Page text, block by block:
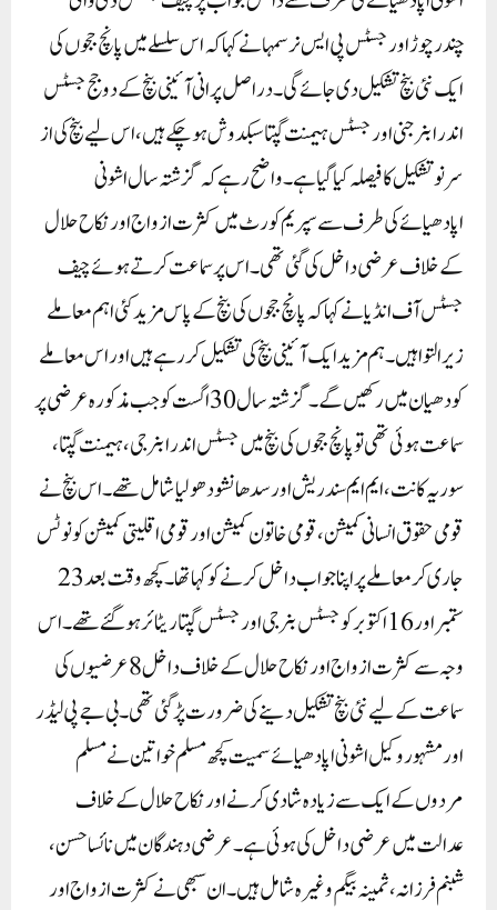
چندرچوڑ اور جسٹس پی ایس نرسمہا نے کہا کہ اس سلسلے میں پانچ ججوں کی
ایک نئی بنچ تشکیل دی جائے گی۔ دراصل پرانی آئینی بنچ کے دو جج جسٹس
اندرا بنرجنی اور جسٹس ہیمنت گپتا سبکدوش ہو چکے ہیں، اس لیے بنچ کی از
سر نو تشکیل کا فیصلہ کیا گیا ہے۔ واضح رہے کہ گزشتہ سال اشونی
اپادھیائے کی طرف سے سپریم کورٹ میں کثرت ازواج اور نکاح حلال
کے خلاف عرضی داخل کی گئی تھی۔ اس پر سماعت کرتے ہوئے چیف
جسٹس آف انڈیا نے کہا کہ پانچ ججوں کی بنچ کے پاس مزید کئی اہم معاملے
زیر التوا ہیں۔ ہم مزید ایک آئینی بنچ کی تشکیل کر رہے ہیں اور اس معاملے
کو دھیان میں رکھیں گے۔گزشتہ سال 30 اگست کو جب مذکورہ عرضی پر
سماعت ہوئی تھی تو پانچ ججوں کی بنچ میں جسٹس اندرا بنرجی، ہیمنت گپتا،
سوریہ کانت، ایم ایم سندریش اور سدھانشو دھولیا شامل تھے۔ اس بنچ نے
قومی حقوق انسانی کمیشن، قومی خاتون کمیشن اور قومی اقلیتی کمیشن کو نوٹس
جاری کر معاملے پر اپنا جواب داخل کرنے کو کہا تھا۔ کچھ وقت بعد 23
ستمبر اور 16 اکتوبر کو جسٹس بنرجی اور جسٹس گپتا ریٹائر ہو گئے تھے۔ اس
وجہ سے کثرت ازواج اور نکاح حلال کے خلاف داخل 8 عرضیوں کی
سماعت کے لیے نئی بنچ تشکیل دینے کی ضرورت پڑ گئی تھی۔بی جے پی لیڈر
اور مشہور وکیل اشونی اپادھیائے سمیت کچھ مسلم خواتین نے مسلم
مردوں کے ایک سے زیادہ شادی کرنے اور نکاح حلال کے خلاف
عدالت میں عرضی داخل کی ہوئی ہے۔ عرضی دہندگان میں نائسا حسن،
شبنم فرزانہ، ثمینہ بیگم وغیرہ شامل ہیں۔ ان سبھی نے کثرت ازواج اور